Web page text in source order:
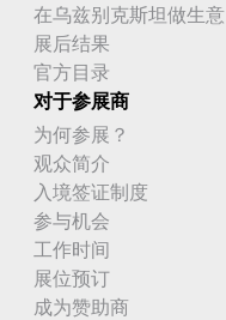
在乌兹别克斯坦做生意
展后结果
官方目录
对于参展商
为何参展？
观众简介
入境签证制度
参与机会
工作时间
展位预订
成为赞助商